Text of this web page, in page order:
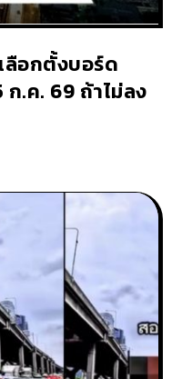
ลือกตั้งบอร์ด
ก.ค. 69 ถ้าไม่ลง